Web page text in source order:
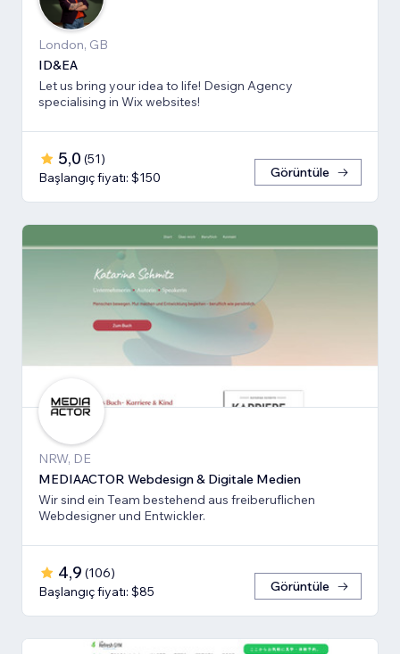
London, GB
ID&EA
Let us bring your idea to life! Design Agency
specialising in Wix websites!
5,0 (51)
Başlangıç fiyatı: $150
Görüntüle
NRW, DE
MEDIAACTOR Webdesign & Digitale Medien
Wir sind ein Team bestehend aus freiberuflichen
Webdesigner und Entwickler.
4,9 (106)
Başlangıç fiyatı: $85
Görüntüle